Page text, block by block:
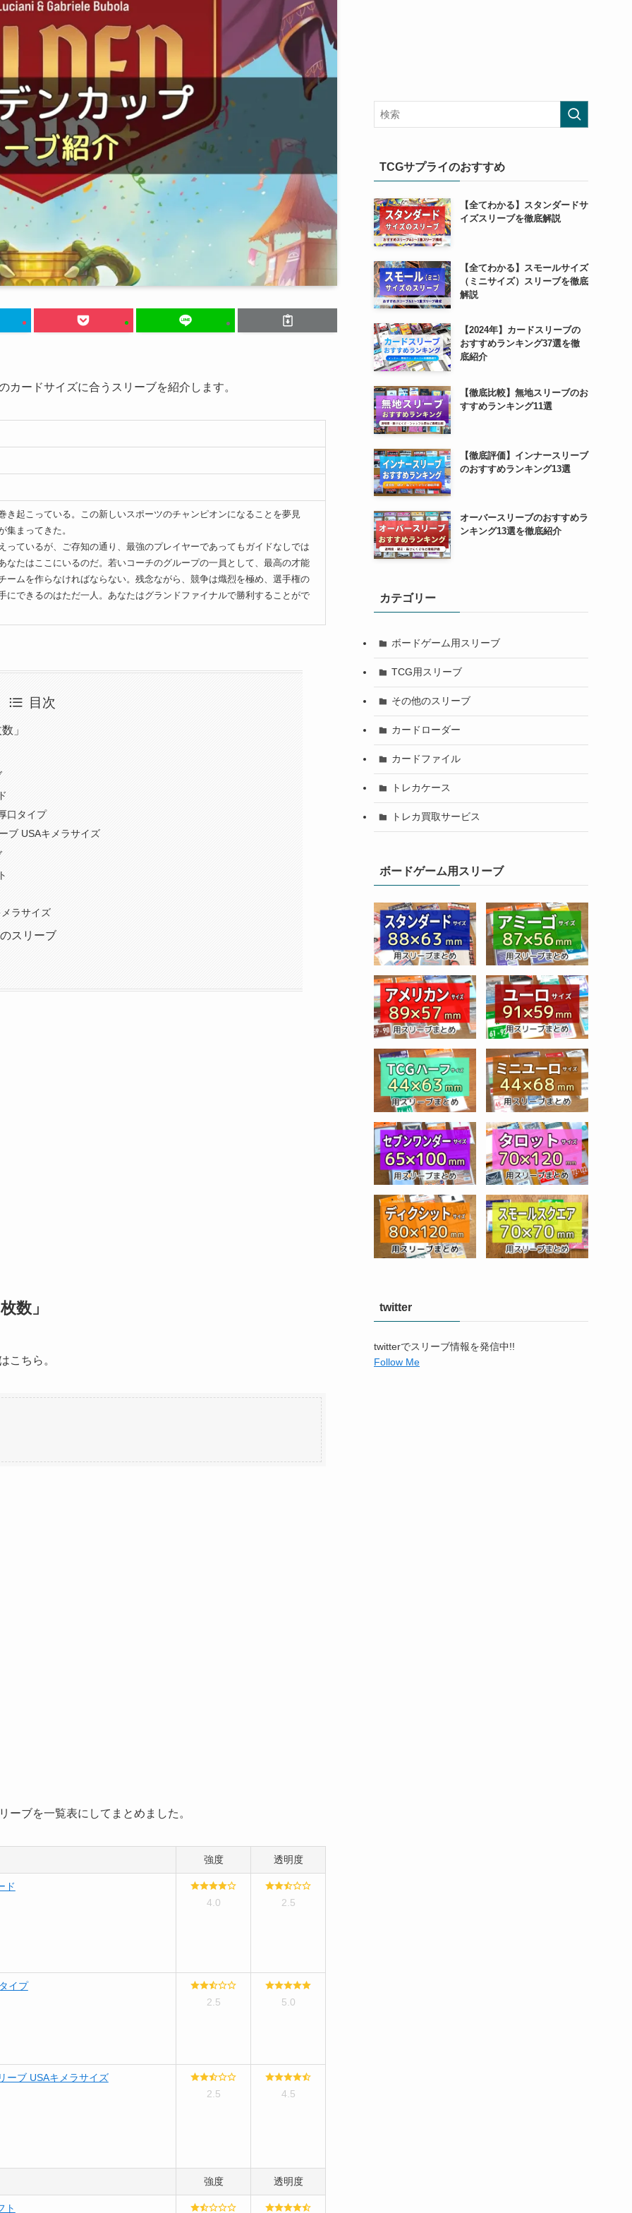
ードサイズに合うスリーブを紹介します。
き起こっている。この新しいスポーツのチャンピオンになることを夢見
集まってきた。
っているが、ご存知の通り、最強のプレイヤーであってもガイドなしでは
なたはここにいるのだ。若いコーチのグループの一員として、最高の才能
ームを作らなければならない。残念ながら、競争は熾烈を極め、選手権の
にできるのはただ一人。あなたはグランドファイナルで勝利することがで
目次
」
口タイプ
ブ USAキメラサイズ
ラサイズ
スリーブ
数」
こちら。
ーブを一覧表にしてまとめました。
強度 透明度
ド
4.0
2.5
イプ
2.5
5.0
ーブ USAキメラサイズ
2.5
4.5
強度 透明度
ト
TCGサプライのおすすめ
【全てわかる】スタンダードサ
イズスリーブを徹底解説
【全てわかる】スモールサイズ
（ミニサイズ）スリーブを徹底
解説
【2024年】カードスリーブの
おすすめランキング37選を徹
底紹介
【徹底比較】無地スリーブのお
すすめランキング11選
【徹底評価】インナースリーブ
のおすすめランキング13選
オーバースリーブのおすすめラ
ンキング13選を徹底紹介
カテゴリー
ボードゲーム用スリーブ
TCG用スリーブ
その他のスリーブ
カードローダー
カードファイル
トレカケース
トレカ買取サービス
ボードゲーム用スリーブ
twitter
twitterでスリーブ情報を発信中!!
Follow Me